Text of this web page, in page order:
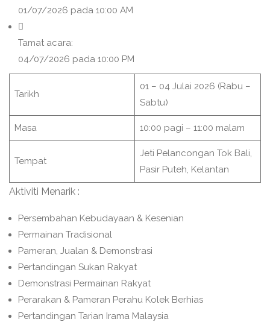
01/07/2026 pada 10:00 AM
Tamat acara:
04/07/2026 pada 10:00 PM
Tarikh
01 – 04 Julai 2026 (Rabu –
Sabtu)
Masa 10:00 pagi – 11:00 malam
Tempat
Jeti Pelancongan Tok Bali,
Pasir Puteh, Kelantan
Aktiviti Menarik :
Persembahan Kebudayaan & Kesenian
Permainan Tradisional
Pameran, Jualan & Demonstrasi
Pertandingan Sukan Rakyat
Demonstrasi Permainan Rakyat
Perarakan & Pameran Perahu Kolek Berhias
Pertandingan Tarian Irama Malaysia